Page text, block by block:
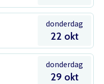
donderdag
22 okt
donderdag
29 okt